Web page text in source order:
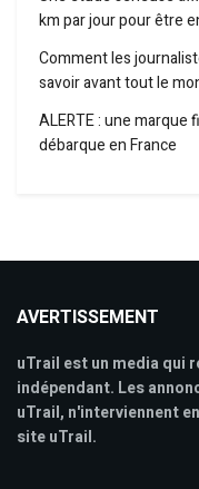
km par jour pour être
Comment les
savoir avant tout le
ALERTE : une marque
débarque en France
AVERTISSEMENT
uTrail est un media qui
indépendant. Les
uTrail, n'interviennent
site uTrail.